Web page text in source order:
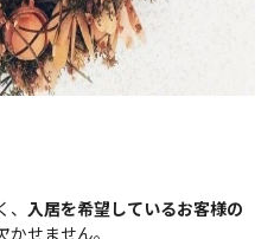
入居を希望しているお客様の
せません。